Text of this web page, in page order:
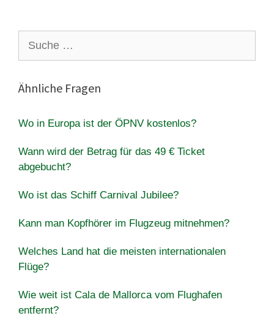
nach:
Ähnliche Fragen
Wo in Europa ist der ÖPNV kostenlos?
Wann wird der Betrag für das 49 € Ticket
abgebucht?
Wo ist das Schiff Carnival Jubilee?
Kann man Kopfhörer im Flugzeug mitnehmen?
Welches Land hat die meisten internationalen
Flüge?
Wie weit ist Cala de Mallorca vom Flughafen
entfernt?